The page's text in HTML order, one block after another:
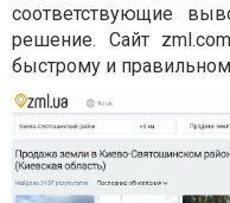
соответствующие
решение. Сайт zml.com
быстрому и